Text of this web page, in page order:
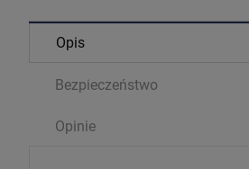
Opis
Bezpieczeństwo
Opinie